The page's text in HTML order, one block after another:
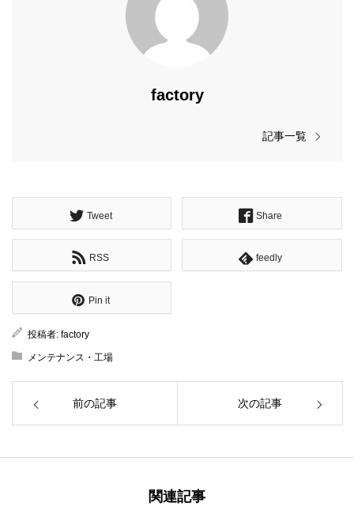
factory
記事一覧
Tweet Share
RSS feedly
Pin it
投稿者: factory
メンテナンス・工場
前の記事 次の記事
関連記事